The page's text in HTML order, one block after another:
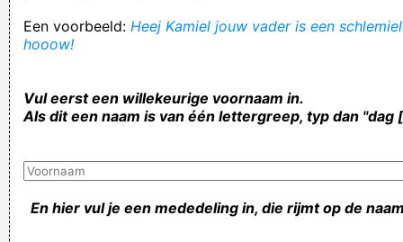
Een voorbeeld: Heej Kamiel jouw vader is een
hooow!
Vul eerst een willekeurige voornaam in.
Als dit een naam is van één lettergreep, typ dan "dag
En hier vul je een mededeling in, die rijmt op de